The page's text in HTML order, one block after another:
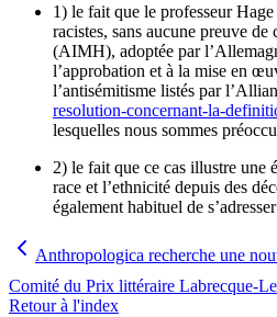
1) le fait que le professeur
racistes, sans aucune preuve
(AIMH), adoptée par
l’approbation et à la mise en
l’antisémitisme listés par
resolution-concernant-la-
lesquelles nous sommes
2) le fait que ce cas illustre une
race et l’ethnicité depuis des
également habituel de
Anthropologica recherche une
Comité du Prix littéraire Labrecque-
Retour à l'index